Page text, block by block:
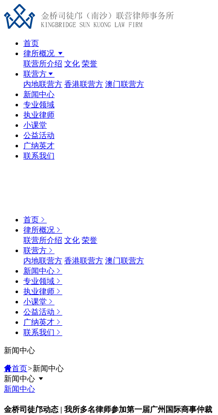
首页
律所概况
联营所介绍 文化 荣誉
联营方
内地联营方 香港联营方 澳门联营方
新闻中心
专业领域
执业律师
小课堂
公益活动
广纳英才
联系我们
首页
律所概况
联营所介绍 文化 荣誉
联营方
内地联营方 香港联营方 澳门联营方
新闻中心
专业领域
执业律师
小课堂
公益活动
广纳英才
联系我们
新闻中心
首页>新闻中心
新闻中心
新闻中心
金桥司徒邝动态 | 我所多名律师参加第一届广州国际商事仲裁